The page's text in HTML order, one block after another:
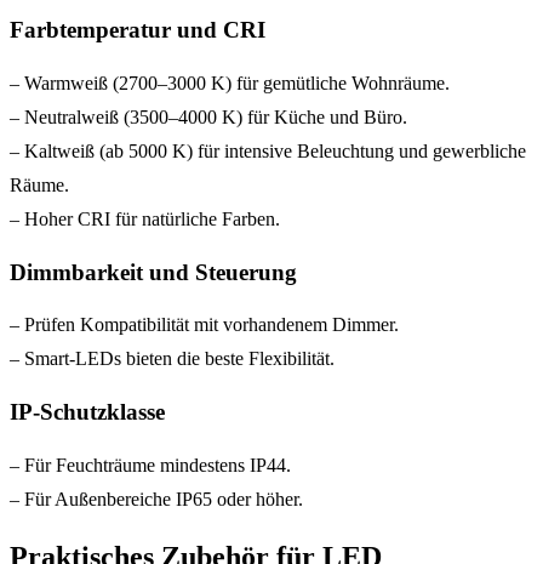
Farbtemperatur und CRI
– Warmweiß (2700–3000 K) für gemütliche Wohnräume.
– Neutralweiß (3500–4000 K) für Küche und Büro.
– Kaltweiß (ab 5000 K) für intensive Beleuchtung und gewerbliche
Räume.
– Hoher CRI für natürliche Farben.
Dimmbarkeit und Steuerung
– Prüfen Kompatibilität mit vorhandenem Dimmer.
– Smart-LEDs bieten die beste Flexibilität.
IP-Schutzklasse
– Für Feuchträume mindestens IP44.
– Für Außenbereiche IP65 oder höher.
Praktisches Zubehör für LED